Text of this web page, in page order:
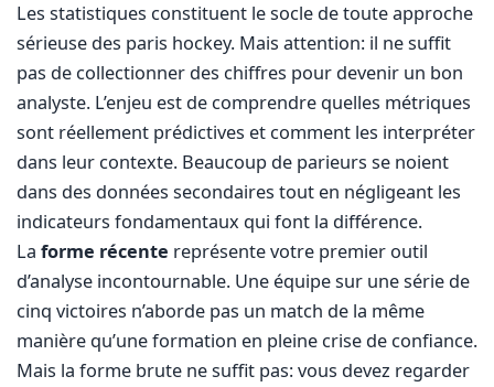
Les statistiques constituent le socle de toute approche
sérieuse des paris hockey. Mais attention: il ne suffit
pas de collectionner des chiffres pour devenir un bon
analyste. L’enjeu est de comprendre quelles métriques
sont réellement prédictives et comment les interpréter
dans leur contexte. Beaucoup de parieurs se noient
dans des données secondaires tout en négligeant les
indicateurs fondamentaux qui font la différence.
La forme récente représente votre premier outil
d’analyse incontournable. Une équipe sur une série de
cinq victoires n’aborde pas un match de la même
manière qu’une formation en pleine crise de confiance.
Mais la forme brute ne suffit pas: vous devez regarder